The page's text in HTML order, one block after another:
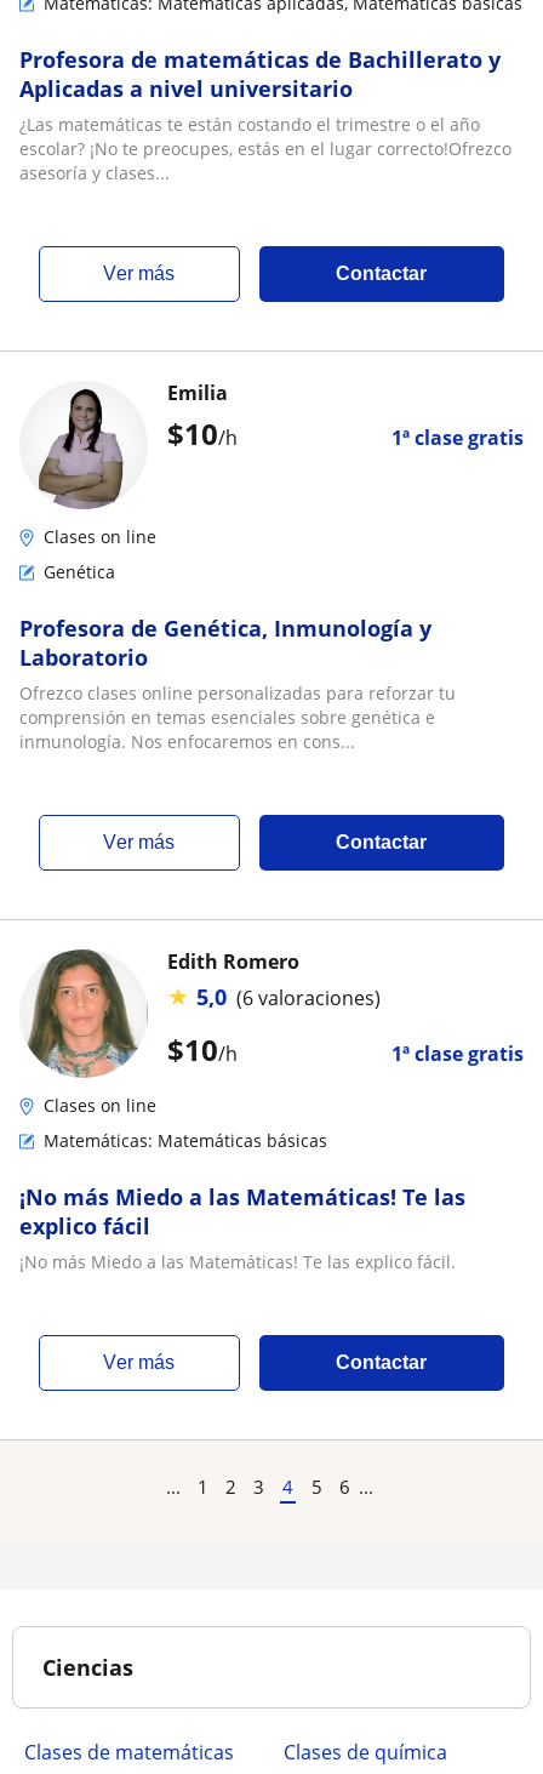
Profesora de matemáticas de Bachillerato y
Aplicadas a nivel universitario
​¿Las matemáticas te están costando el trimestre o el año
escolar? ¡No te preocupes, estás en el lugar correcto!​Ofrezco
asesoría y clases...
ver más Contactar
$10/h 1ª clase gratis
Emilia
Clases on line
Genética
Profesora de Genética, Inmunología y
Laboratorio
Ofrezco clases online personalizadas para reforzar tu
comprensión en temas esenciales sobre genética e
inmunología. Nos enfocaremos en cons...
ver más Contactar
$10/h 1ª clase gratis
Edith Romero
★ 5,0 (6 valoraciones)
Clases on line
Matemáticas: Matemáticas básicas
¡No más Miedo a las Matemáticas! Te las
explico fácil
¡No más Miedo a las Matemáticas! Te las explico fácil.
ver más Contactar
... 1 2 3 4 5 6 ...
Ciencias
Clases de matemáticas
Clases de química